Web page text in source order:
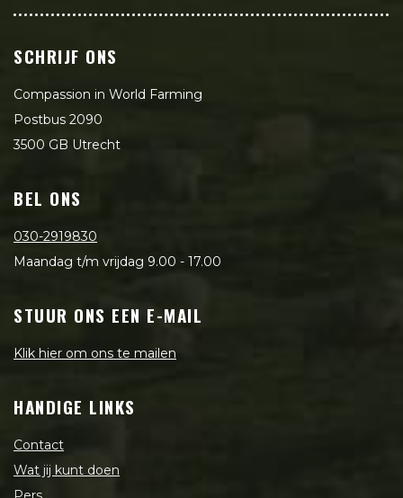
SCHRIJF ONS
Compassion in World Farming
Postbus 2090
3500 GB Utrecht
BEL ONS
030-2919830
Maandag t/m vrijdag 9.00 - 17.00
STUUR ONS EEN E-MAIL
Klik hier om ons te mailen
HANDIGE LINKS
Contact
Wat jij kunt doen